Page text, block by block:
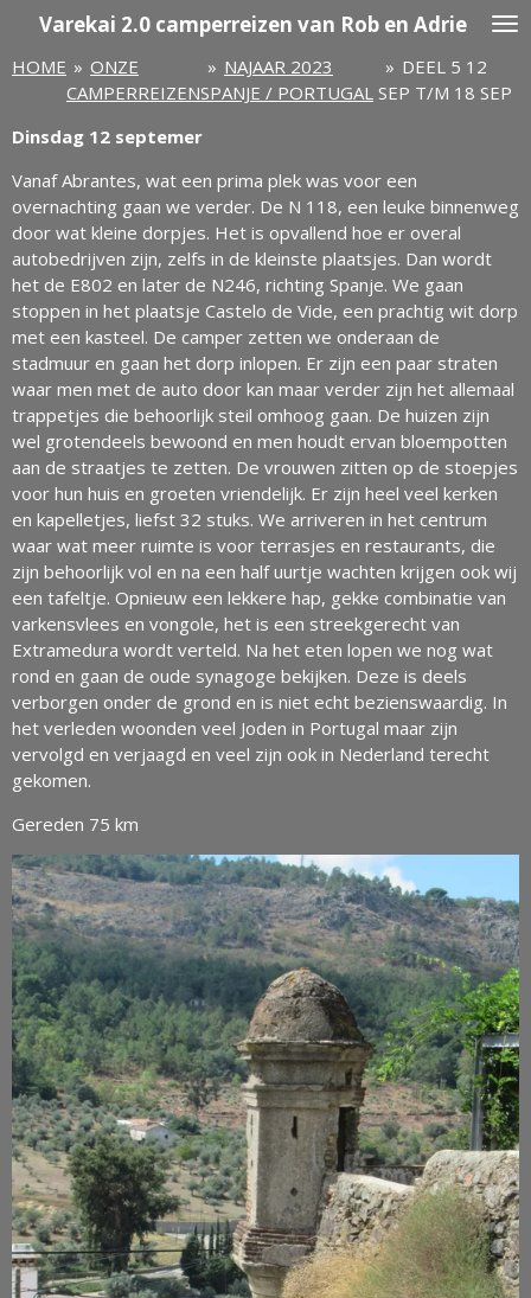
naar
hoofdinhoud
Varekai 2.0 camperreizen van Rob en Adrie
HOME » ONZE
CAMPERREIZEN
» NAJAAR 2023
SPANJE / PORTUGAL
» DEEL 5 12
SEP T/M 18 SEP
Dinsdag 12 septemer
Vanaf Abrantes, wat een prima plek was voor een
overnachting gaan we verder. De N 118, een leuke binnenweg
door wat kleine dorpjes. Het is opvallend hoe er overal
autobedrijven zijn, zelfs in de kleinste plaatsjes. Dan wordt
het de E802 en later de N246, richting Spanje. We gaan
stoppen in het plaatsje Castelo de Vide, een prachtig wit dorp
met een kasteel. De camper zetten we onderaan de
stadmuur en gaan het dorp inlopen. Er zijn een paar straten
waar men met de auto door kan maar verder zijn het allemaal
trappetjes die behoorlijk steil omhoog gaan. De huizen zijn
wel grotendeels bewoond en men houdt ervan bloempotten
aan de straatjes te zetten. De vrouwen zitten op de stoepjes
voor hun huis en groeten vriendelijk. Er zijn heel veel kerken
en kapelletjes, liefst 32 stuks. We arriveren in het centrum
waar wat meer ruimte is voor terrasjes en restaurants, die
zijn behoorlijk vol en na een half uurtje wachten krijgen ook wij
een tafeltje. Opnieuw een lekkere hap, gekke combinatie van
varkensvlees en vongole, het is een streekgerecht van
Extramedura wordt verteld. Na het eten lopen we nog wat
rond en gaan de oude synagoge bekijken. Deze is deels
verborgen onder de grond en is niet echt bezienswaardig. In
het verleden woonden veel Joden in Portugal maar zijn
vervolgd en verjaagd en veel zijn ook in Nederland terecht
gekomen.
Gereden 75 km